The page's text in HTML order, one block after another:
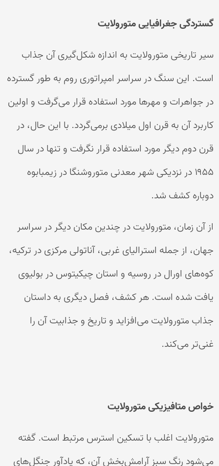
گستردگی جغرافیایی متورولایت
سیر تاریخی متورولایت به اندازه شکل‌گیری آن جذاب
است. این سنگ در سراسر امپراتوری روم به طور گسترده
در جواهرات و مهرها مورد استفاده قرار می‌گرفت و اولین
کاربرد آن به قرن اول میلادی برمی‌گردد. با این حال، در
قرن دوم دیگر مورد استفاده قرار نگرفت و تنها در سال
۱۹۵۵ در نزدیکی شهر معدنی متوروشنگا در زیمبابوه
دوباره کشف شد.
از آن زمان، متورولایت در چندین مکان دیگر در سراسر
جهان، از جمله استرالیای غربی، آناتولی مرکزی در ترکیه،
کوه‌های اورال در روسیه و استان چیکیتوس در بولیوی
یافت شده است. هر کشف، فصل دیگری به داستان
جذاب متورولایت می‌افزاید و تاریخ و جذابیت آن را
غنی‌تر می‌کند.
خواص متافیزیکی متورولایت
متورولایت اغلب با تسکین استرس مرتبط است. گفته
می‌شود رنگ سبز آرامش‌بخش آن، که یادآور جنگل‌های